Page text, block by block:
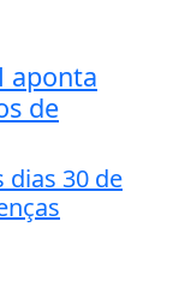
aponta
de
dias 30 de